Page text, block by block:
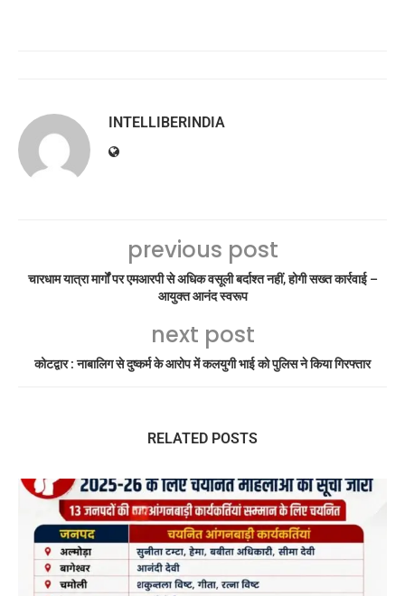
INTELLIBERINDIA
previous post
चारधाम यात्रा मार्गों पर एमआरपी से अधिक वसूली बर्दाश्त नहीं, होगी सख्त कार्रवाई –
आयुक्त आनंद स्वरूप
next post
कोटद्वार : नाबालिग से दुष्कर्म के आरोप में कलयुगी भाई को पुलिस ने किया गिरफ्तार
RELATED POSTS